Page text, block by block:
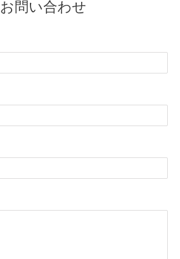
お問い合わせ